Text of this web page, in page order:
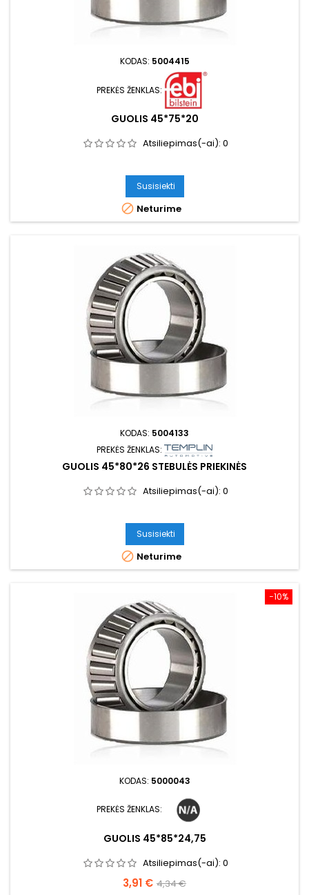
KODAS: 5004415
PREKĖS ŽENKLAS:
GUOLIS 45*75*20
Atsiliepimas(-ai): 0
Susisiekti
 Neturime
KODAS: 5004133
PREKĖS ŽENKLAS:
GUOLIS 45*80*26 STEBULĖS PRIEKINĖS
Atsiliepimas(-ai): 0
Susisiekti
 Neturime
−10%
KODAS: 5000043
PREKĖS ŽENKLAS:
GUOLIS 45*85*24,75
Atsiliepimas(-ai): 0
Kaina
3,91 € Bazinė
4,34 €